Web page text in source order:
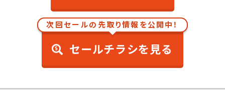
次回セールの先取り情報を公開中！
セールチラシを見る